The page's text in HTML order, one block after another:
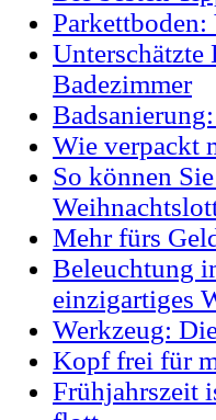
Unterschätzte
Badezimmer
Wie verpackt
So können
Mehr fürs
Beleuchtung
einzigartiges
Werkzeug:
Kopf frei für
Frühjahrszeit